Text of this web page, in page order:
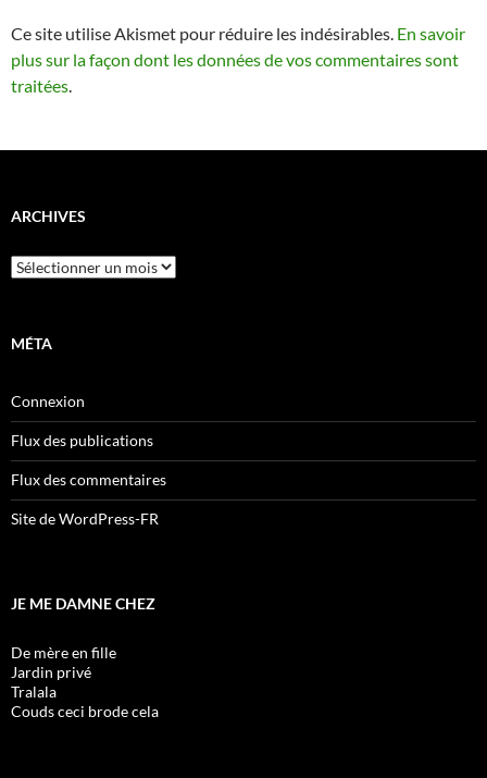
Ce site utilise Akismet pour réduire les indésirables. En savoir
plus sur la façon dont les données de vos commentaires sont
traitées.
ARCHIVES
Archives
MÉTA
Connexion
Flux des publications
Flux des commentaires
Site de WordPress-FR
JE ME DAMNE CHEZ
De mère en fille
Jardin privé
Tralala
Couds ceci brode cela